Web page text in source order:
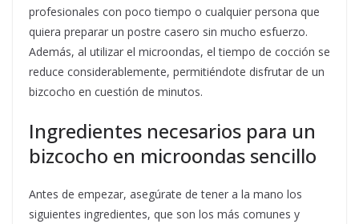
profesionales con poco tiempo o cualquier persona que
quiera preparar un postre casero sin mucho esfuerzo.
Además, al utilizar el microondas, el tiempo de cocción se
reduce considerablemente, permitiéndote disfrutar de un
bizcocho en cuestión de minutos.
Ingredientes necesarios para un
bizcocho en microondas sencillo
Antes de empezar, asegúrate de tener a la mano los
siguientes ingredientes, que son los más comunes y